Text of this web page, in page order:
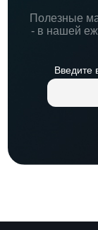
Полезные
- в нашей
Введите